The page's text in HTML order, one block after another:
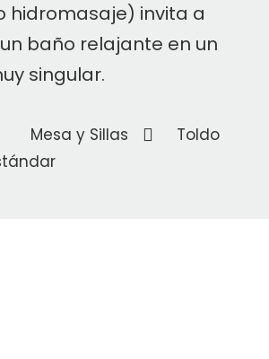
hidromasaje) invita a
baño relajante en un
singular.
Mesa y Sillas
Toldo